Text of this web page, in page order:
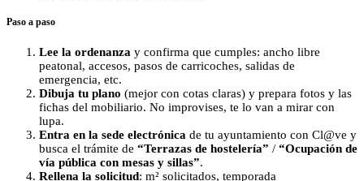
Paso a paso
Lee la ordenanza y confirma que cumples: ancho libre
peatonal, accesos, pasos de carricoches, salidas de
emergencia, etc.
Dibuja tu plano (mejor con cotas claras) y prepara fotos y las
fichas del mobiliario. No improvises, te lo van a mirar con
lupa.
Entra en la sede electrónica de tu ayuntamiento con Cl@ve y
busca el trámite de “Terrazas de hostelería” / “Ocupación de
vía pública con mesas y sillas”.
Rellena la solicitud: m² solicitados, temporada